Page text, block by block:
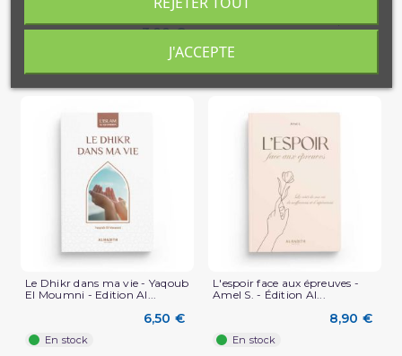
3,00 €
6,00 €
Le Dhikr dans ma vie - Yaqoub
El Moumni - Edition Al...
6,50 €
En stock
L'espoir face aux épreuves -
Amel S. - Édition Al...
8,90 €
En stock
J'ACCEPTE